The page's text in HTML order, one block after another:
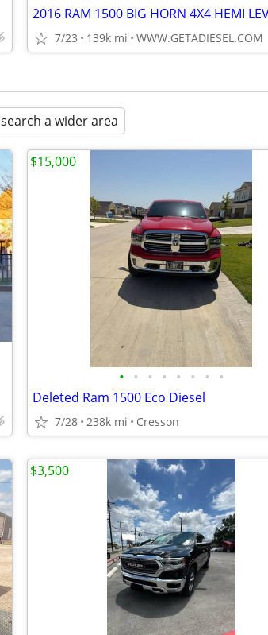
7/23 139k mi WWW.GETADIESEL.COM
search a wider area
• • • • • • • •
Deleted Ram 1500 Eco Diesel
7/28 238k mi Cresson
$15,000
$3,500